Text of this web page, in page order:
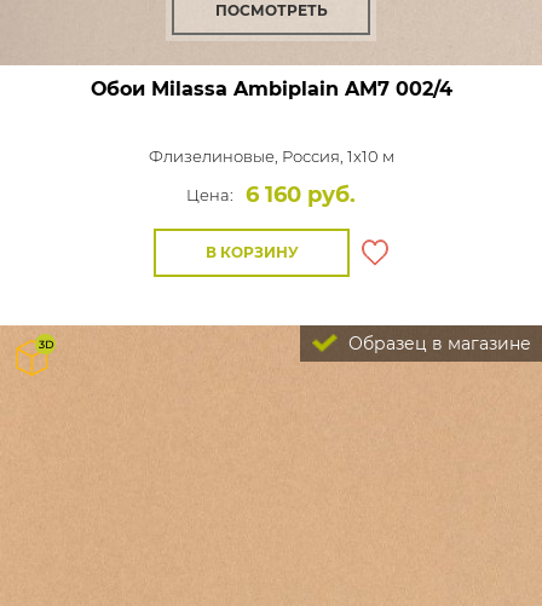
ПОСМОТРЕТЬ
Обои Milassa Ambiplain AM7 002/4
Флизелиновые, Россия, 1x10 м
Цена:
6 160 руб.
В КОРЗИНУ
Образец в магазине